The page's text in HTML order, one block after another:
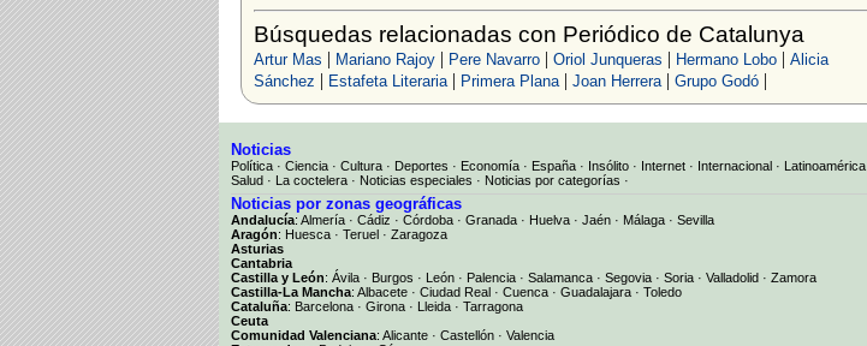
Búsquedas relacionadas con Periódico de Catalunya
Artur Mas | Mariano Rajoy| Pere Navarro| Oriol Junqueras | Hermano Lobo| Alicia
Sánchez | Estafeta Literaria| Primera Plana| Joan Herrera| Grupo Godó|
Noticias
Política · Ciencia · Cultura · Deportes · Economía · España · Insólito · Internet · Internacional · Latinoamérica
Salud · La coctelera · Noticias especiales · Noticias por categorías ·
Noticias por zonas geográficas
Andalucía: Almería · Cádiz · Córdoba · Granada · Huelva · Jaén · Málaga · Sevilla
Aragón: Huesca · Teruel · Zaragoza
Asturias
Cantabria
Castilla y León: Ávila · Burgos · León · Palencia · Salamanca · Segovia · Soria · Valladolid · Zamora
Castilla-La Mancha: Albacete · Ciudad Real · Cuenca · Guadalajara · Toledo
Cataluña: Barcelona · Girona · Lleida · Tarragona
Ceuta
Comunidad Valenciana: Alicante · Castellón · Valencia